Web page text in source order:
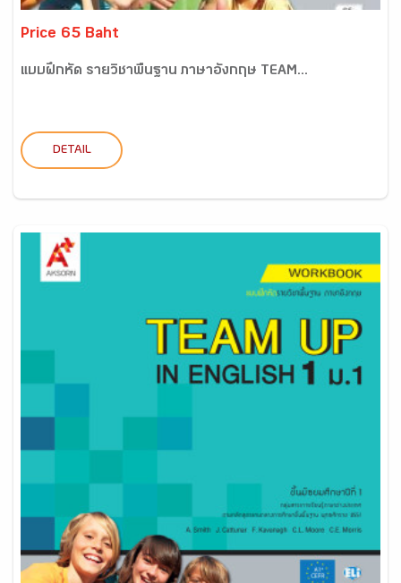
Price 65 Baht
แบบฝึกหัด รายวิชาพื้นฐาน ภาษาอังกฤษ TEAM...
DETAIL